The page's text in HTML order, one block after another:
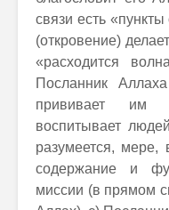
связи есть
(откровение)
«расходится
Посланник
прививает им
воспитывает
разумеется, мере,
содержание и
миссии (в прямом